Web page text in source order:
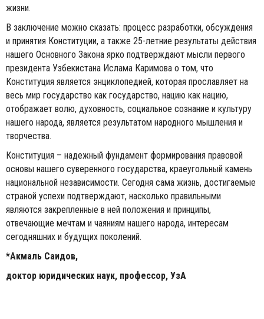
жизни.
В заключение можно сказать: процесс разработки, обсуждения
и принятия Конституции, а также 25-летние результаты действия
нашего Основного Закона ярко подтверждают мысли первого
президента Узбекистана Ислама Каримова о том, что
Конституция является энциклопедией, которая прославляет на
весь мир государство как государство, нацию как нацию,
отображает волю, духовность, социальное сознание и культуру
нашего народа, является результатом народного мышления и
творчества.
Конституция – надежный фундамент формирования правовой
основы нашего суверенного государства, крае­угольный камень
национальной независимости. Сегодня сама жизнь, достигаемые
страной успехи подтверждают, насколько правильными
являются закрепленные в ней положения и принципы,
отвечающие мечтам и чаяниям нашего народа, интересам
сегодняшних и будущих поколений.
*Акмаль Саидов,
доктор юридических наук, профессор, УзА